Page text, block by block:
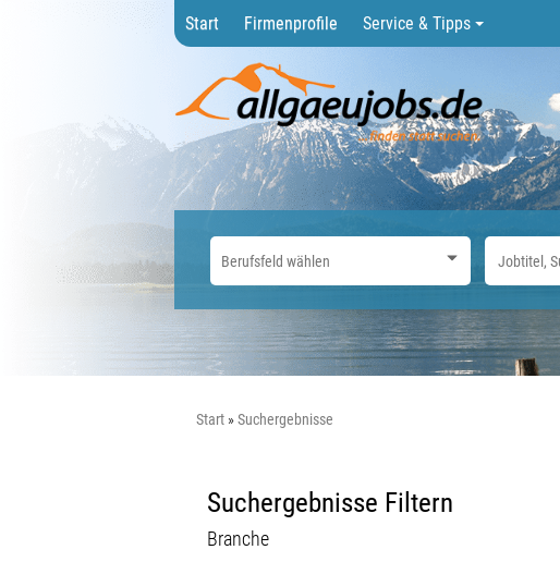
Start Firmenprofile Service & Tipps
Start Suchergebnisse
Suchergebnisse Filtern
Branche